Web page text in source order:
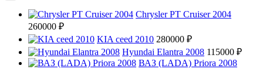
Chrysler PT Cruiser 2004
260000 ₽
KIA ceed 2010 280000 ₽
Hyundai Elantra 2008 115000 ₽
ВАЗ (LADA) Priora 2008